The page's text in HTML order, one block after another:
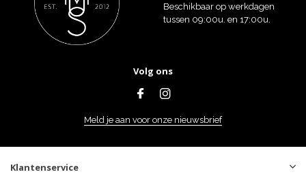
Beschikbaar op werkdagen
tussen 09:00u. en 17:00u.
Volg ons
Meld je aan voor onze nieuwsbrief
Klantenservice